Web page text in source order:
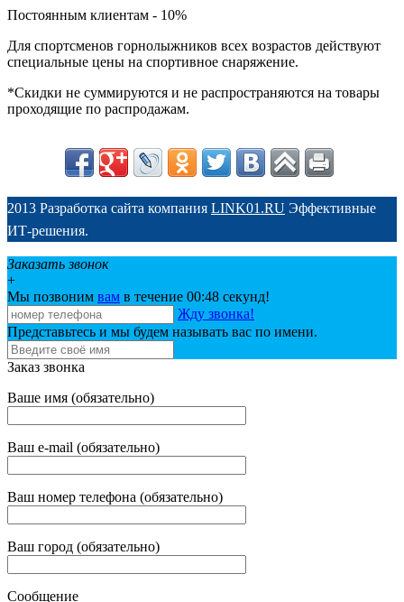
Постоянным клиентам - 10%
Для спортсменов горнолыжников всех возрастов действуют
специальные цены на спортивное снаряжение.
*Скидки не суммируются и не распространяются на товары
проходящие по распродажам.
2013 Разработка сайта компания LINK01.RU Эффективные
ИТ-решения.
Заказать звонок
+
Мы позвоним вам в течение 00:48 секунд!
Жду звонка!
Представьтесь и мы будем называть вас по имени.
Заказ звонка
Ваше имя (обязательно)
Ваш e-mail (обязательно)
Ваш номер телефона (обязательно)
Ваш город (обязательно)
Сообщение